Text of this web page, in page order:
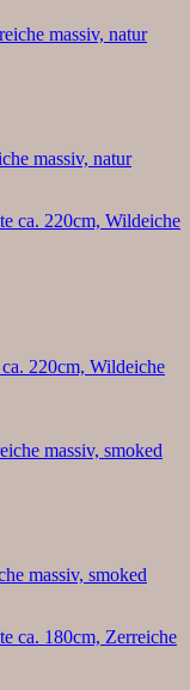
massiv, natur
220cm, Wildeiche
massiv, smoked